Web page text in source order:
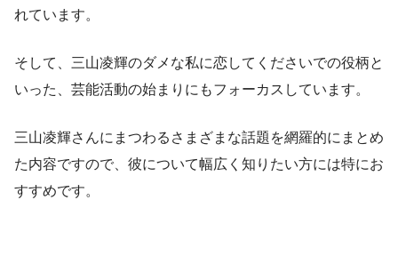
れています。
そして、三山凌輝のダメな私に恋してくださいでの役柄と
いった、芸能活動の始まりにもフォーカスしています。
三山凌輝さんにまつわるさまざまな話題を網羅的にまとめ
た内容ですので、彼について幅広く知りたい方には特にお
すすめです。